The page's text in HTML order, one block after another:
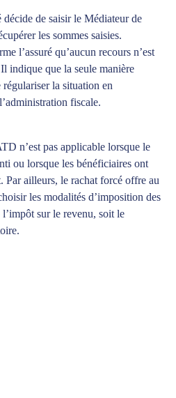
décide de saisir le Médiateur de
les sommes saisies.
l’assuré qu’aucun recours n’est
indique que la seule manière
la situation en
fiscale.
n’est pas applicable lorsque le
ou lorsque les bénéficiaires ont
Par ailleurs, le rachat forcé offre au
les modalités d’imposition des
sur le revenu, soit le